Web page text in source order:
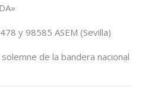
y 98585 ASEM (Sevilla)
de la bandera nacional